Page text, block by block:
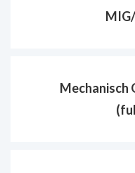
Mechanisch